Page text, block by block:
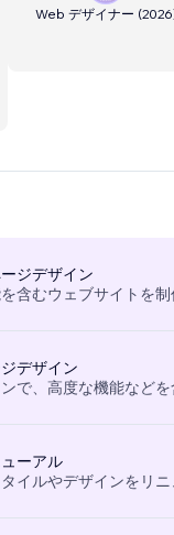
Web デザイナー (2026
ジデザイン
含むウェブサイトを制
デザイン
で、高度な機能など
ーアル
イルやデザインをリニ